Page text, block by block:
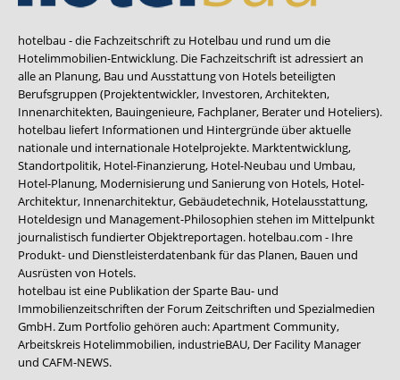
hotelbau - die Fachzeitschrift zu Hotelbau und rund um die
Hotelimmobilien-Entwicklung. Die Fachzeitschrift ist adressiert an
alle an Planung, Bau und Ausstattung von Hotels beteiligten
Berufsgruppen (Projektentwickler, Investoren, Architekten,
Innenarchitekten, Bauingenieure, Fachplaner, Berater und Hoteliers).
hotelbau liefert Informationen und Hintergründe über aktuelle
nationale und internationale Hotelprojekte. Marktentwicklung,
Standortpolitik, Hotel-Finanzierung, Hotel-Neubau und Umbau,
Hotel-Planung, Modernisierung und Sanierung von Hotels, Hotel-
Architektur, Innenarchitektur, Gebäudetechnik, Hotelausstattung,
Hoteldesign und Management-Philosophien stehen im Mittelpunkt
journalistisch fundierter Objektreportagen. hotelbau.com - Ihre
Produkt- und Dienstleisterdatenbank für das Planen, Bauen und
Ausrüsten von Hotels.
hotelbau ist eine Publikation der Sparte Bau- und
Immobilienzeitschriften der Forum Zeitschriften und Spezialmedien
GmbH. Zum Portfolio gehören auch:Apartment Community,
Arbeitskreis Hotelimmobilien, industrieBAU, Der Facility Manager
und CAFM-NEWS.